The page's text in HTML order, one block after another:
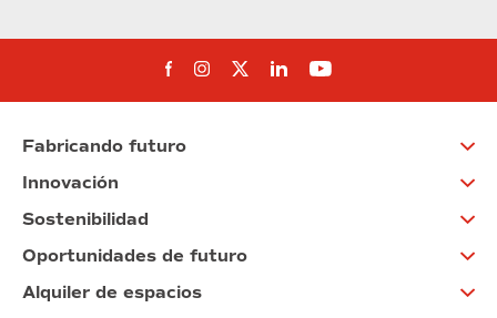
Síguenos en Facebook
Síguenos en Instagram
Síguenos en Twitter
Síguenos en Linkedin
Síguenos en
Fabricando futuro
Innovación
Sostenibilidad
Oportunidades de futuro
Alquiler de espacios